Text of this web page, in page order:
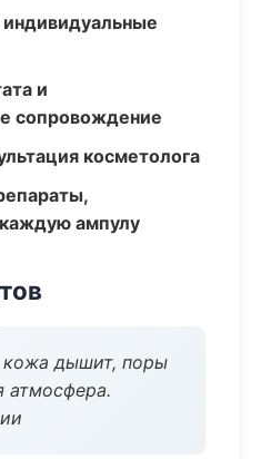
и
сопровождение
косметолога
ампулу
дышит, поры
атмосфера.